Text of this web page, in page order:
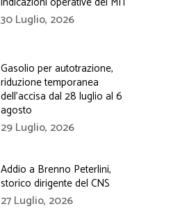
30 Luglio, 2026
Gasolio per autotrazione,
riduzione temporanea
dell’accisa dal 28 luglio al 6
agosto
29 Luglio, 2026
Addio a Brenno Peterlini,
storico dirigente del CNS
27 Luglio, 2026